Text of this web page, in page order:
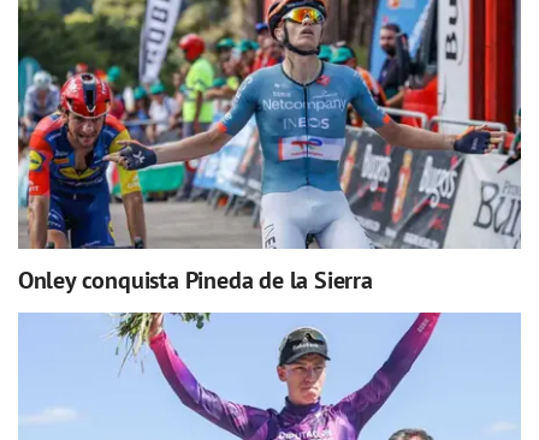
Onley conquista Pineda de la Sierra